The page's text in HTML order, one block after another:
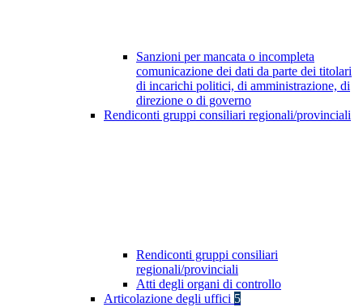
Sanzioni per mancata o incompleta
comunicazione dei dati da parte dei titolari
di incarichi politici, di amministrazione, di
direzione o di governo
Rendiconti gruppi consiliari regionali/provinciali
Rendiconti gruppi consiliari
regionali/provinciali
Atti degli organi di controllo
Articolazione degli uffici 5